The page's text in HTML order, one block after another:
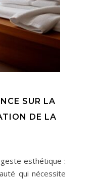
SUR LA
DE LA
esthétique :
qui nécessite